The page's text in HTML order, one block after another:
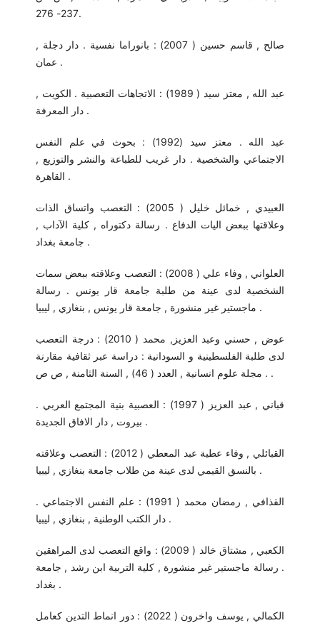
237- 276.
صالح , قاسم حسين ( 2007) : بانوراما نفسية . دار دجلة ,
عمان .
عبد الله , معتز سيد ( 1989) : الاتجاهات التعصبية . الكويت ,
دار المعرفة .
عبد الله . معتز سيد (1992) : بحوث في علم النفس
الاجتماعي والشخصية . دار غريب للطباعة والنشر والتوزيع ,
القاهرة .
العبيدي , خمائل خليل ( 2005) : التعصب واتساق الذات
وعلاقتها ببعض اليات الدفاع . رسالة دكتوراه , كلية الآداب ,
جامعة بغداد .
العلواني , وفاء علي ( 2008) : التعصب وعلاقته ببعض سمات
الشخصية لدى عينة من طلبة جامعة قار يونس . رسالة
ماجستير غير منشورة , جامعة قار يونس , بنغازي , ليبيا .
عوض , حسني وعبد العزيز, محمد ( 2010) : درجة التعصب
لدى طلبة الفلسطينية و السودانية : دراسة عبر ثقافية مقارنة
. مجلة علوم انسانية , العدد ( 46) , السنة الثامنة , ص ص .
قباني , عبد العزيز ( 1997) : العصبية بنية المجتمع العربي .
بيروت , دار الافاق الجديدة .
القبائلي , وفاء عطية عبد المعطي ( 2012) : التعصب وعلاقته
بالنسق القيمي لدى عينة من طلاب جامعة بنغازي , ليبيا .
القذافي , رمضان محمد ( 1991) : علم النفس الاجتماعي .
دار الكتب الوطنية , بنغازي , ليبيا .
الكعبي , مشتاق خالد ( 2009) : واقع التعصب لدى المراهقين
. رسالة ماجستير غير منشورة , كلية التربية ابن رشد , جامعة
بغداد .
الكمالي , يوسف واخرون ( 2022) : دور انماط التدين كعامل